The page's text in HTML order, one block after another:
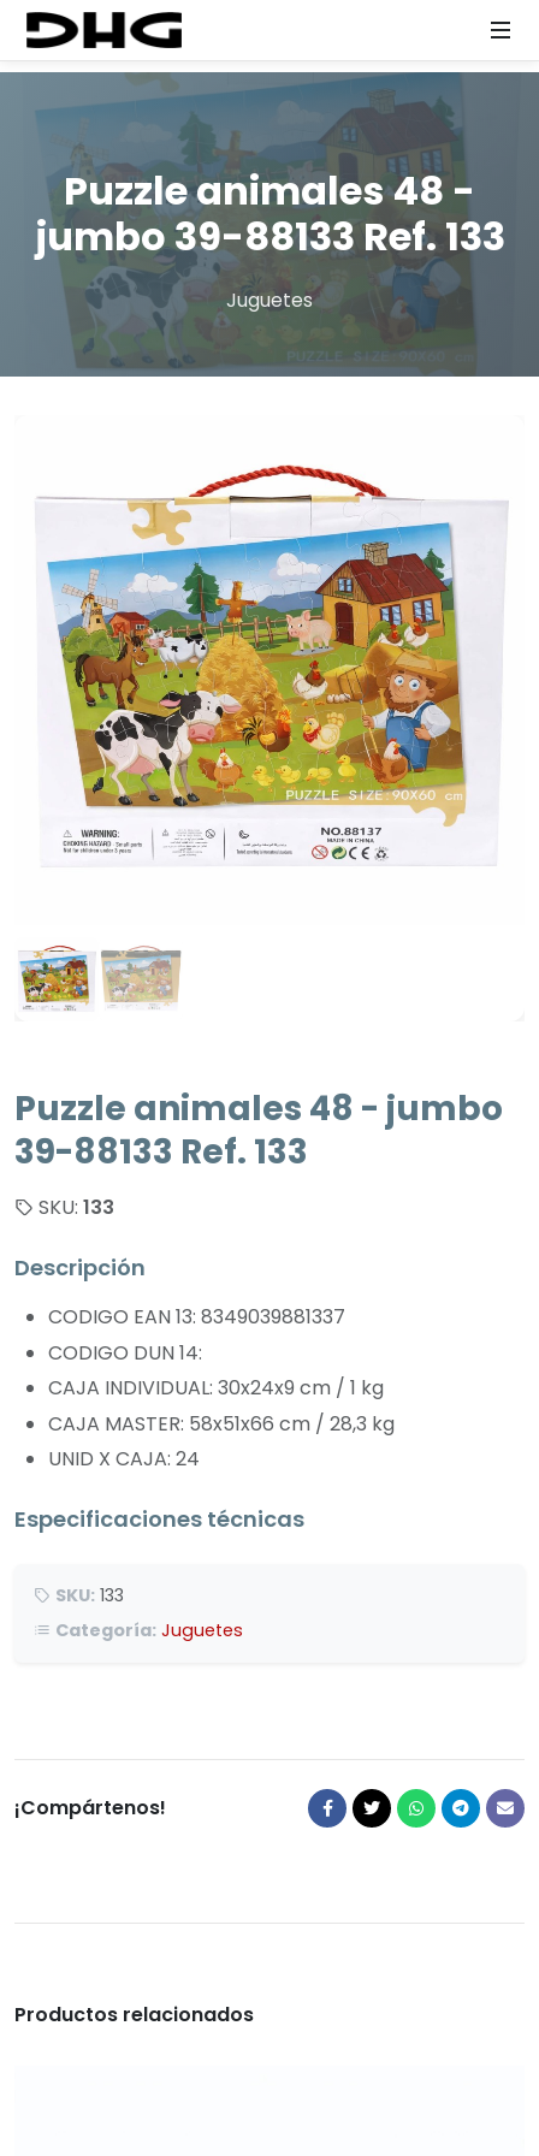
Puzzle animales 48 -
jumbo 39-88133 Ref. 133
Juguetes
Puzzle animales 48 - jumbo
39-88133 Ref. 133
SKU: 133
Descripción
CODIGO EAN 13: 8349039881337
CODIGO DUN 14:
CAJA INDIVIDUAL: 30x24x9 cm / 1 kg
CAJA MASTER: 58x51x66 cm / 28,3 kg
UNID X CAJA: 24
Especificaciones técnicas
SKU: 133
Categoría: Juguetes
¡Compártenos!
Productos relacionados